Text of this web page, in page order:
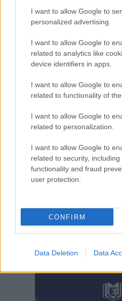
I want to allow Google to
personalized advertising.
I want to allow Google to
related to analytics like
device identifiers in apps.
I want to allow Google to
related to functionality of
I want to allow Google to
related to personalization.
I want to allow Google to
related to security,
functionality and fraud
user protection.
CONFIRM
Data Deletion Data
Kék hírek bíróság ,horgászat,
szabálysértés,természetvédelem,
Letartóztatásban az
2026.05.02. Farkas András
bíróság,csaló
navigáció